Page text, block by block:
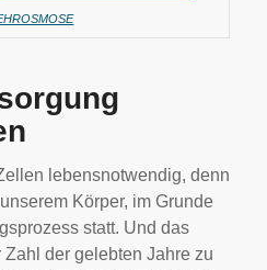
lebensnotwendig, denn
Körper, im Grunde
statt. Und das
der gelebten Jahre zu